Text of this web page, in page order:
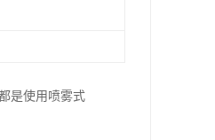
是使用喷雾式